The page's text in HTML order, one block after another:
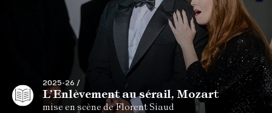
2025-26 /
L’Enlèvement au sérail, Mozart
mise en scène de Florent Siaud